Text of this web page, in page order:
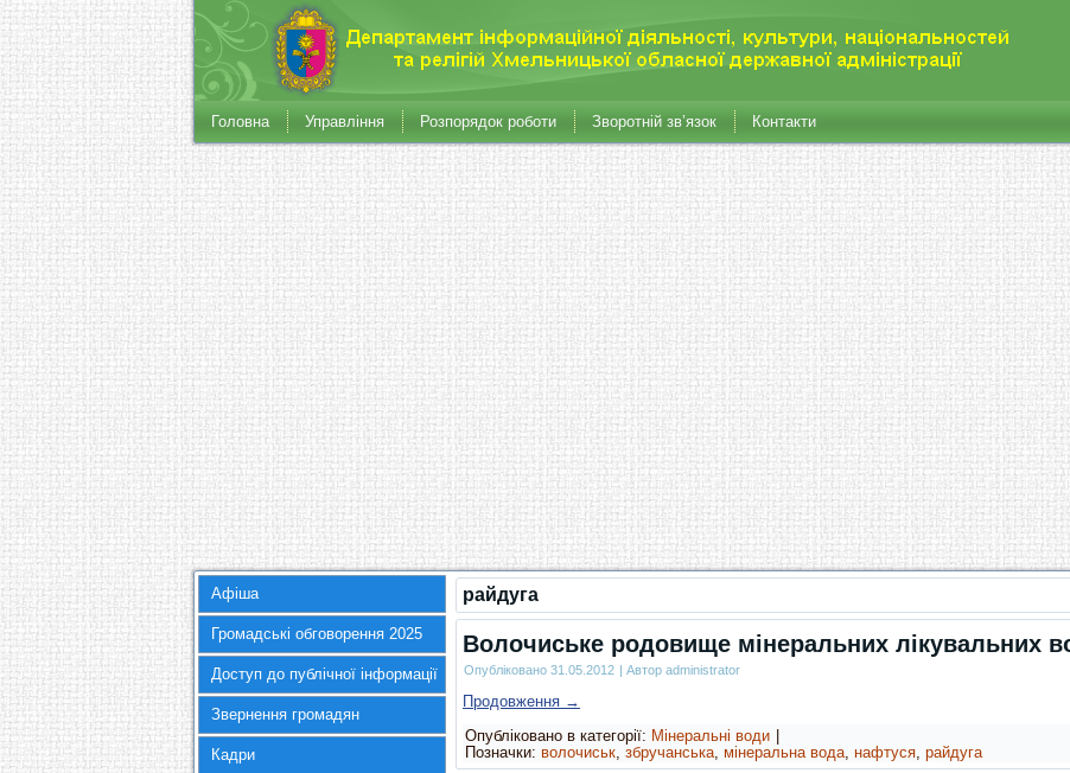
Головна Управління Розпорядок роботи Зворотній зв’язок Контакти
Афіша
Громадські обговорення 2025
Доступ до публічної інформації
Звернення громадян
Кадри
райдуга
Волочиське родовище мінеральних лікувальних
Опубліковано 31.05.2012 | Автор administrator
Продовження →
Опубліковано в категорії: Мінеральні води
Позначки: волочиськ, збручанська, мінеральна вода, нафтуся, райдуга